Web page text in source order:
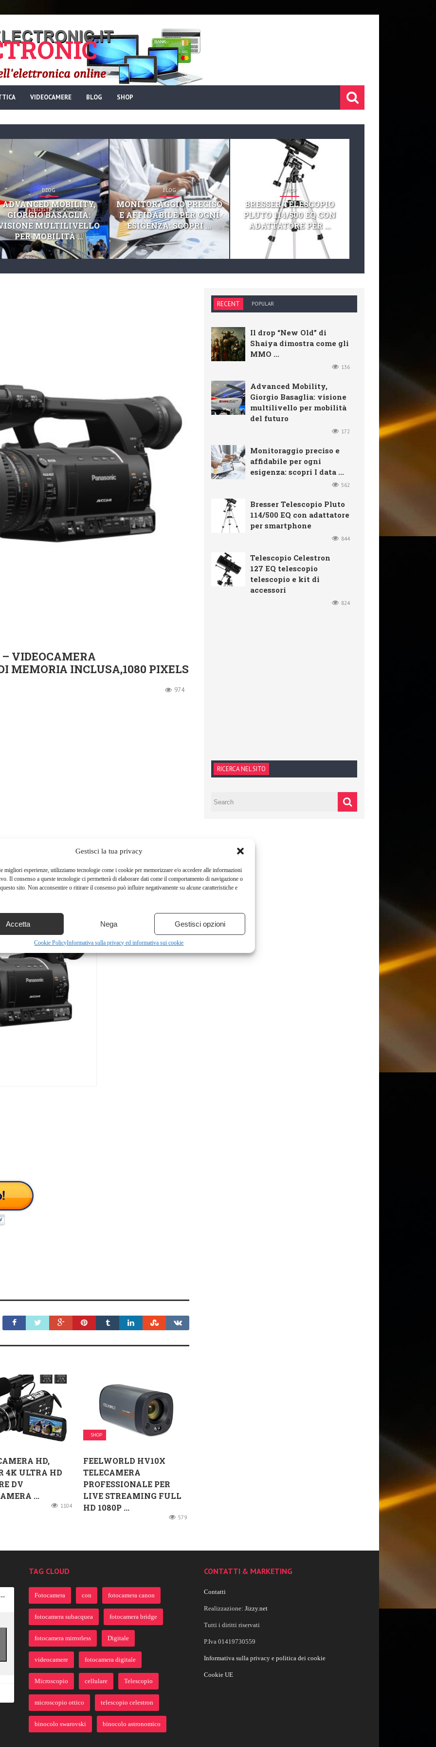
Gestisci la tua privacy
migliori esperienze, utilizziamo tecnologie come i cookie per memorizzare e/o accedere alle informazioni
Il consenso a queste tecnologie ci permetterà di elaborare dati come il comportamento di navigazione o
sito. Non acconsentire o ritirare il consenso può influire negativamente su alcune caratteristiche e
Accetta Nega Gestisci opzioni
Cookie PolicyInformativa sulla privacy ed informativa sui cookie
VIDEOCAMERE BLOG SHOP
BLOG
ADVANCED MOBILITY,
GIORGIO BASAGLIA:
MULTILIVELLO
PER MOBILITÀ ...
BLOG
MONITORAGGIO PRECISO
E AFFIDABILE PER OGNI
ESIGENZA: SCOPRI ...
SHOP
BRESSER TELESCOPIO
PLUTO 114/500 EQ CON
ADATTATORE PER ...
VIDEOCAMERA
MEMORIA INCLUSA,1080 PIXELS
974
HD,
4K ULTRA HD
DV
...
1104
SHOP
FEELWORLD HV10X
TELECAMERA
PROFESSIONALE PER
LIVE STREAMING FULL
HD 1080P ...
579
RECENT POPULAR
Il drop “New Old” di
Shaiya dimostra come gli
MMO ...
136
Advanced Mobility,
Giorgio Basaglia: visione
multilivello per mobilità
del futuro
172
Monitoraggio preciso e
affidabile per ogni
esigenza: scopri I data ...
562
Bresser Telescopio Pluto
114/500 EQ con adattatore
per smartphone
844
Telescopio Celestron
127 EQ telescopio
telescopio e kit di
accessori
824
RICERCA NEL SITO
TAG CLOUD
Fotocamera con fotocamera canon
fotocamera subacquea fotocamera bridge
fotocamera mirrorless Digitale
videocamere fotocamera digitale
Microscopio cellulare Telescopio
microscopio ottico telescopio celestron
binocolo swarovski binocolo astronomico
CONTATTI & MARKETING
Contatti
Realizzazione: Jizzy.net
Tutti i diritti riservati
P.Iva 01419730559
Informativa sulla privacy e politica dei cookie
Cookie UE